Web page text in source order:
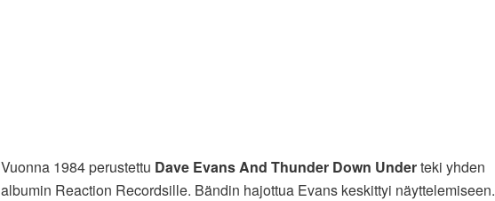
Vuonna 1984 perustettu Dave Evans And Thunder Down Underteki yhden
albumin Reaction Recordsille. Bändin hajottua Evans keskittyi näyttelemiseen.